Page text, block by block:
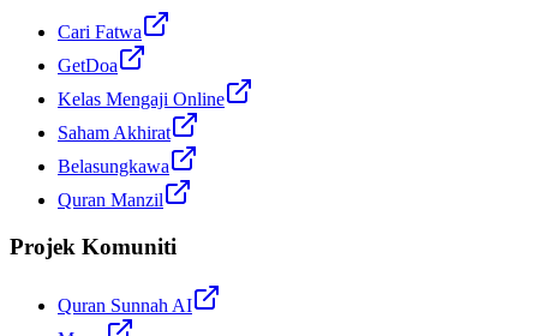
Cari Fatwa
GetDoa
Kelas Mengaji Online
Saham Akhirat
Belasungkawa
Quran Manzil
Projek Komuniti
Quran Sunnah AI